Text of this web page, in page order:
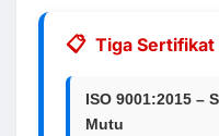
Tiga Sertifikat
ISO 9001:2015 –
Mutu